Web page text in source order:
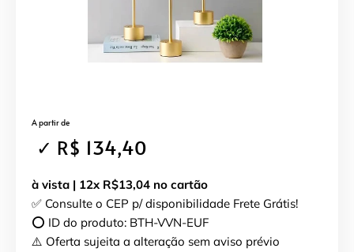
A partir de
✓ R$ 134,40
à vista | 12x R$13,04 no cartão
✅ Consulte o CEP p/ disponibilidade Frete Grátis!
⭕ ID do produto: BTH-VVN-EUF
⚠️ Oferta sujeita a alteração sem aviso prévio